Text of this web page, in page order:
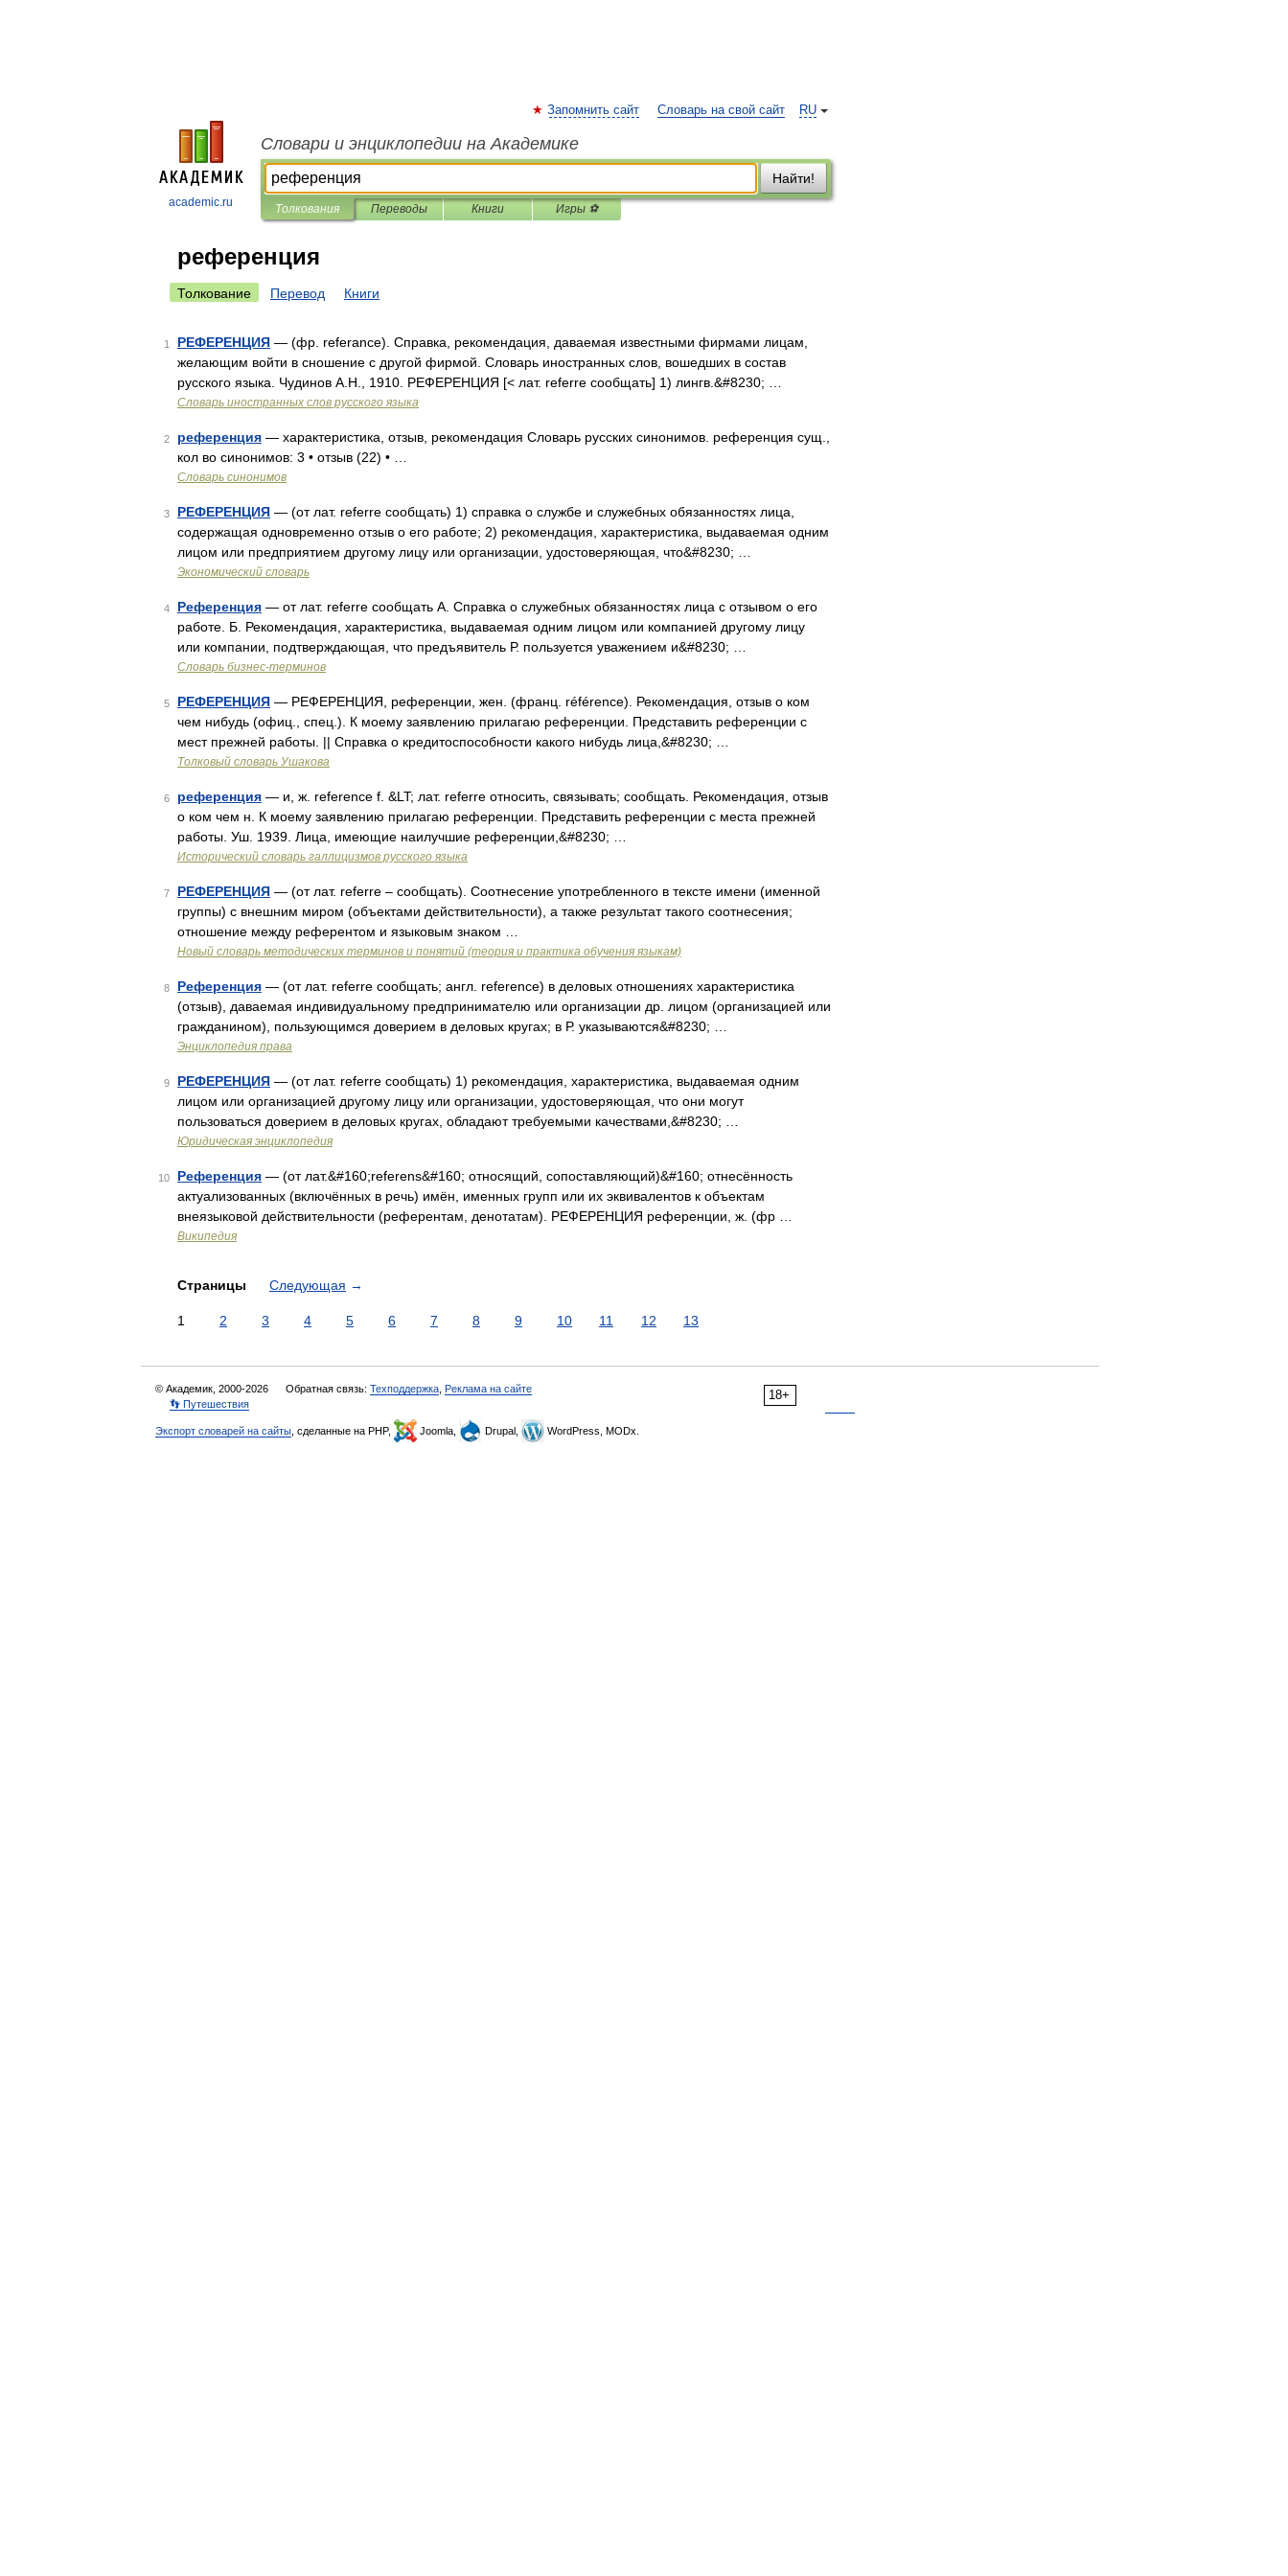
academic.ru
RU
Запомнить сайт Словарь на свой сайт
Словари и энциклопедии на Академике
Найти!
Толкования Переводы Книги Игры ⚽
референция
Толкование Перевод Книги
1 РЕФЕРЕНЦИЯ — (фр. referance). Справка, рекомендация, даваемая известными фирмами лицам,
желающим войти в сношение с другой фирмой. Словарь иностранных слов, вошедших в состав
русского языка. Чудинов А.Н., 1910. РЕФЕРЕНЦИЯ [< лат. referre сообщать] 1) лингв.&#8230; …
Словарь иностранных слов русского языка
2 референция — характеристика, отзыв, рекомендация Словарь русских синонимов. референция сущ.,
кол во синонимов: 3 • отзыв (22) • …
Словарь синонимов
3 РЕФЕРЕНЦИЯ — (от лат. referre сообщать) 1) справка о службе и служебных обязанностях лица,
содержащая одновременно отзыв о его работе; 2) рекомендация, характеристика, выдаваемая одним
лицом или предприятием другому лицу или организации, удостоверяющая, что&#8230; …
Экономический словарь
4 Референция — от лат. referre сообщать А. Справка о служебных обязанностях лица с отзывом о его
работе. Б. Рекомендация, характеристика, выдаваемая одним лицом или компанией другому лицу
или компании, подтверждающая, что предъявитель Р. пользуется уважением и&#8230; …
Словарь бизнес-терминов
5 РЕФЕРЕНЦИЯ — РЕФЕРЕНЦИЯ, референции, жен. (франц. référence). Рекомендация, отзыв о ком
чем нибудь (офиц., спец.). К моему заявлению прилагаю референции. Представить референции с
мест прежней работы. || Справка о кредитоспособности какого нибудь лица,&#8230; …
Толковый словарь Ушакова
6 референция — и, ж. reference f. &LT; лат. referre относить, связывать; сообщать. Рекомендация, отзыв
о ком чем н. К моему заявлению прилагаю референции. Представить референции с места прежней
работы. Уш. 1939. Лица, имеющие наилучшие референции,&#8230; …
Исторический словарь галлицизмов русского языка
7 РЕФЕРЕНЦИЯ — (от лат. referre – сообщать). Cоотнесение употребленного в тексте имени (именной
группы) с внешним миром (объектами действительности), а также результат такого соотнесения;
отношение между референтом и языковым знаком …
Новый словарь методических терминов и понятий (теория и практика обучения языкам)
8 Референция — (от лат. referre сообщать; англ. reference) в деловых отношениях характеристика
(отзыв), даваемая индивидуальному предпринимателю или организации др. лицом (организацией или
гражданином), пользующимся доверием в деловых кругах; в Р. указываются&#8230; …
Энциклопедия права
9 РЕФЕРЕНЦИЯ — (от лат. referre сообщать) 1) рекомендация, характеристика, выдаваемая одним
лицом или организацией другому лицу или организации, удостоверяющая, что они могут
пользоваться доверием в деловых кругах, обладают требуемыми качествами,&#8230; …
Юридическая энциклопедия
10 Референция — (от лат.&#160;referens&#160; относящий, сопоставляющий)&#160; отнесённость
актуализованных (включённых в речь) имён, именных групп или их эквивалентов к объектам
внеязыковой действительности (референтам, денотатам). РЕФЕРЕНЦИЯ референции, ж. (фр …
Википедия
Страницы Следующая →
1 2 3 4 5 6 7 8 9 10 11 12 13
18+
© Академик, 2000-2026 Обратная связь: Техподдержка Реклама на сайте
👣 Путешествия
Экспорт словарей на сайты , сделанные на PHP, Joomla, Drupal, WordPress, MODx.